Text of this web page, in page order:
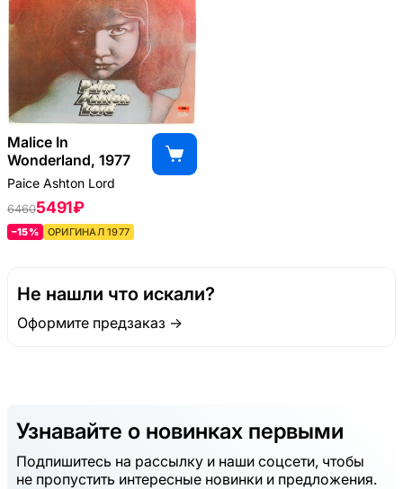
Malice In
Wonderland, 1977
Paice Ashton Lord
64605491 ₽
–15% ОРИГИНАЛ 1977
Не нашли что искали?
Оформите предзаказ →
Узнавайте о новинках первыми
Подпишитесь на рассылку и наши соцсети, чтобы
не пропустить интересные новинки и предложения.